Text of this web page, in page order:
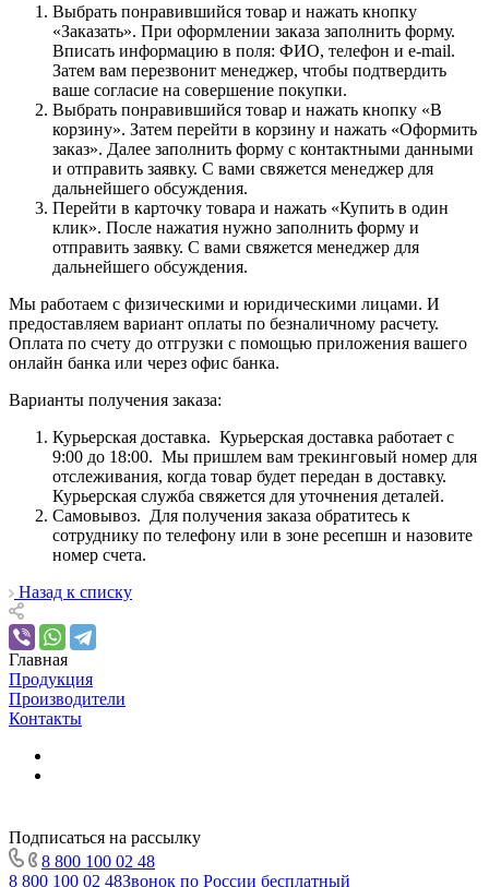
Выбрать понравившийся товар и нажать кнопку
«Заказать». При оформлении заказа заполнить форму.
Вписать информацию в поля: ФИО, телефон и e-mail.
Затем вам перезвонит менеджер, чтобы подтвердить
ваше согласие на совершение покупки.
Выбрать понравившийся товар и нажать кнопку «В
корзину». Затем перейти в корзину и нажать «Оформить
заказ». Далее заполнить форму с контактными данными
и отправить заявку. С вами свяжется менеджер для
дальнейшего обсуждения.
Перейти в карточку товара и нажать «Купить в один
клик». После нажатия нужно заполнить форму и
отправить заявку. С вами свяжется менеджер для
дальнейшего обсуждения.
Мы работаем с физическими и юридическими лицами. И
предоставляем вариант оплаты по безналичному расчету.
Оплата по счету до отгрузки с помощью приложения вашего
онлайн банка или через офис банка.
Варианты получения заказа:
Курьерская доставка. Курьерская доставка работает с
9:00 до 18:00. Мы пришлем вам трекинговый номер для
отслеживания, когда товар будет передан в доставку.
Курьерская служба свяжется для уточнения деталей.
Самовывоз. Для получения заказа обратитесь к
сотруднику по телефону или в зоне ресепшн и назовите
номер счета.
Назад к списку
Главная
Продукция
Производители
Контакты
Подписаться на рассылку
8 800 100 02 48
8 800 100 02 48Звонок по России бесплатный